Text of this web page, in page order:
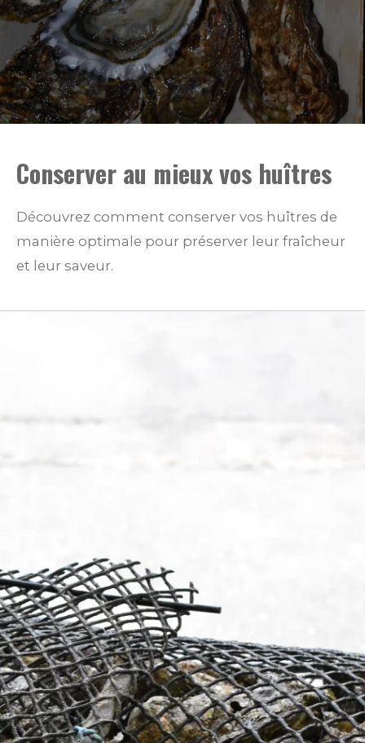
Conserver au mieux vos huîtres
Découvrez comment conserver vos huîtres de
manière optimale pour préserver leur fraîcheur
et leur saveur.